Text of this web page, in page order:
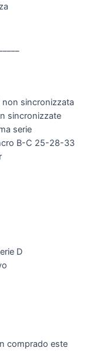
sincronizzata
sincronizzate
serie
B-C 25-28-33
D
comprado este